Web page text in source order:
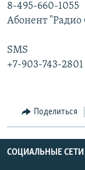
8-495-660-1055
Абонент "Радио
SMS
+7-903-743-2801
Поделиться
СОЦИАЛЬНЫЕ СЕТИ